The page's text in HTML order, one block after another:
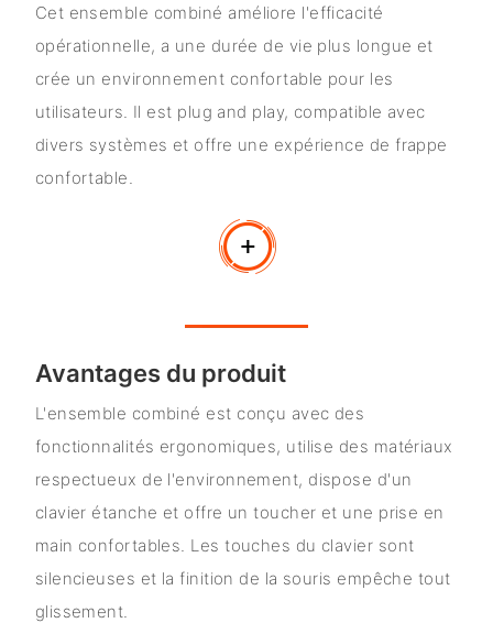
Cet ensemble combiné améliore l'efficacité
opérationnelle, a une durée de vie plus longue et
crée un environnement confortable pour les
utilisateurs. Il est plug and play, compatible avec
divers systèmes et offre une expérience de frappe
confortable.
Avantages du produit
L'ensemble combiné est conçu avec des
fonctionnalités ergonomiques, utilise des matériaux
respectueux de l'environnement, dispose d'un
clavier étanche et offre un toucher et une prise en
main confortables. Les touches du clavier sont
silencieuses et la finition de la souris empêche tout
glissement.